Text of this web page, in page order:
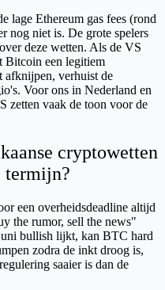
lage Ethereum gas fees (rond
nog niet is. De grote spelers
deze wetten. Als de VS
Bitcoin een legitiem
afknijpen, verhuist de
Voor ons in Nederland en
zetten vaak de toon voor de
cryptowetten
termijn?
een overheidsdeadline altijd
the rumor, sell the news"
bullish lijkt, kan BTC hard
zodra de inkt droog is,
saaier is dan de